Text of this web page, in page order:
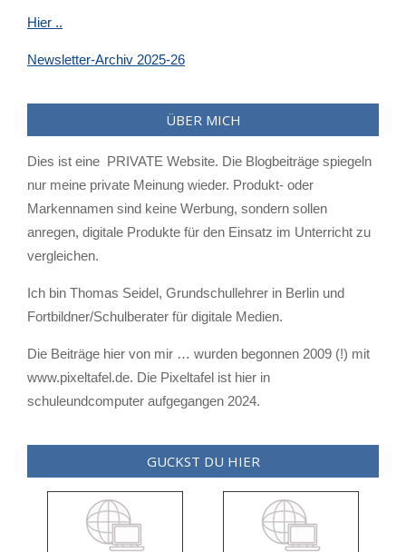
Hier ..
Newsletter-Archiv 2025-26
ÜBER MICH
Dies ist eine PRIVATE Website. Die Blogbeiträge spiegeln
nur meine private Meinung wieder. Produkt- oder
Markennamen sind keine Werbung, sondern sollen
anregen, digitale Produkte für den Einsatz im Unterricht zu
vergleichen.
Ich bin Thomas Seidel, Grundschullehrer in Berlin und
Fortbildner/Schulberater für digitale Medien.
Die Beiträge hier von mir … wurden begonnen 2009 (!) mit
www.pixeltafel.de. Die Pixeltafel ist hier in
schuleundcomputer aufgegangen 2024.
GUCKST DU HIER